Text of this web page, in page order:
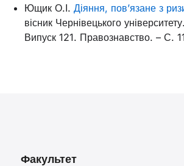
Ющик О.І. Діяння, пов’язане з
вісник Чернівецького
Випуск 121. Правознавство. – С.
Факультет